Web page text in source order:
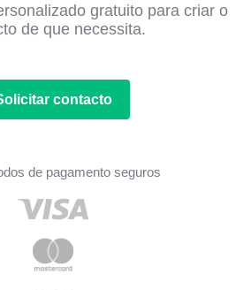
gratuito para criar o
de que necessita.
contacto
de pagamento seguros